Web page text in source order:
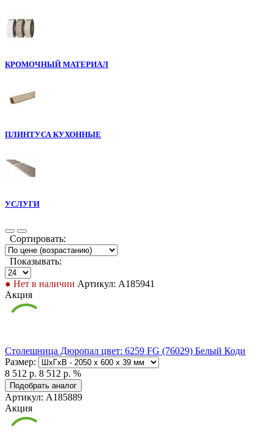
КРОМОЧНЫЙ МАТЕРИАЛ
ПЛИНТУСА КУХОННЫЕ
УСЛУГИ
Сортировать:
Показывать:
● Нет в наличии Артикул: А185941
Акция
Столешница Дюропал цвет: 6259 FG (76029) Белый Коди
Размер:
8 512 р. 8 512 р. %
Подобрать аналог
Артикул: А185889
Акция